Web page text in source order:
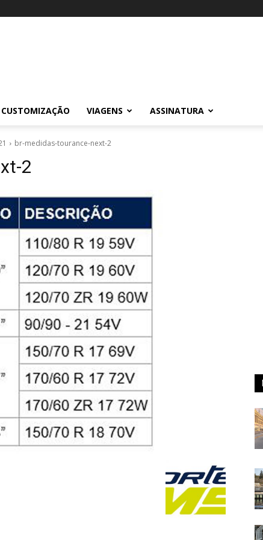
CUSTOMIZAÇÃO VIAGENS ASSINATURA
br-medidas-tourance-next-2
2